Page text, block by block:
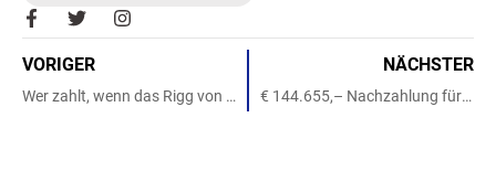
F
a
c
e
b
o
T
w
i
t
t
e
I
n
a
g
VORIGER
Wer zahlt, wenn das Rigg von oben kommt?
NÄCHSTER
€ 144.655,– Nachzahlung für eine Charterwoche!